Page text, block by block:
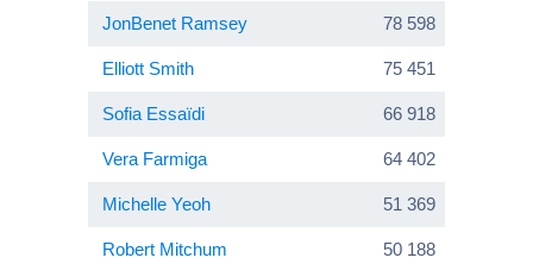
JonBenet Ramsey 78 598
Elliott Smith 75 451
Sofia Essaïdi 66 918
Vera Farmiga 64 402
Michelle Yeoh 51 369
Robert Mitchum 50 188